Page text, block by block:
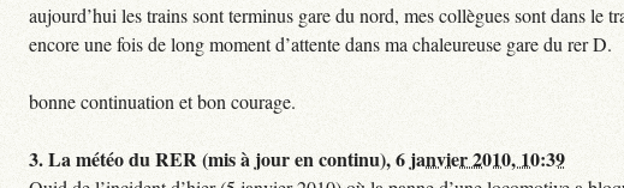
aujourd’hui les trains sont terminus gare du nord, mes collègues sont dans le
encore une fois de long moment d’attente dans ma chaleureuse gare du rer D.
bonne continuation et bon courage.
3.La météo du RER (mis à jour en continu),6 janvier 2010, 10:39